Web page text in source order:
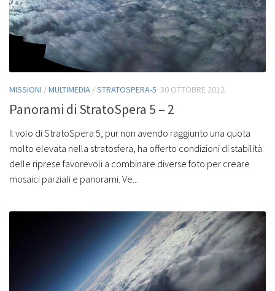
MISSIONI /MULTIMEDIA /STRATOSPERA-5 30 OTTOBRE 2012
Panorami di StratoSpera 5 – 2
Il volo di StratoSpera 5, pur non avendo raggiunto una quota
molto elevata nella stratosfera, ha offerto condizioni di stabilità
delle riprese favorevoli a combinare diverse foto per creare
mosaici parziali e panorami. Ve...